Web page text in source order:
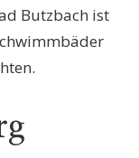
Butzbach ist